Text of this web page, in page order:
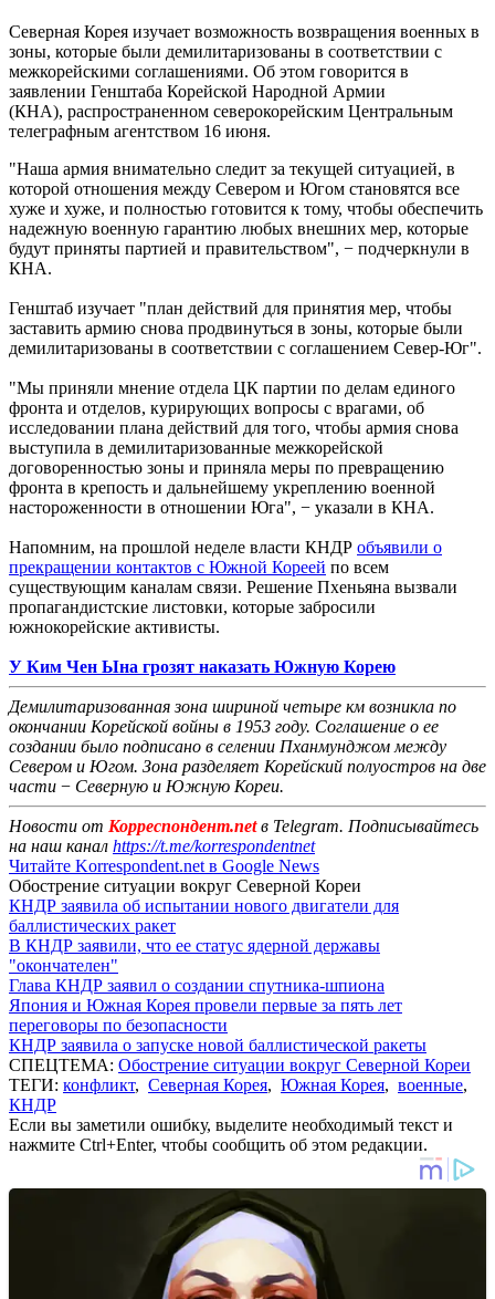
Северная Корея изучает возможность возвращения военных в
зоны, которые были демилитаризованы в соответствии с
межкорейскими соглашениями. Об этом говорится в
заявлении Генштаба Корейской Народной Армии
(КНА), распространенном северокорейским Центральным
телеграфным агентством 16 июня.
"Наша армия внимательно следит за текущей ситуацией, в
которой отношения между Севером и Югом становятся все
хуже и хуже, и полностью готовится к тому, чтобы обеспечить
надежную военную гарантию любых внешних мер, которые
будут приняты партией и правительством", − подчеркнули в
КНА.
Генштаб изучает "план действий для принятия мер, чтобы
заставить армию снова продвинуться в зоны, которые были
демилитаризованы в соответствии с соглашением Север-Юг".
"Мы приняли мнение отдела ЦК партии по делам единого
фронта и отделов, курирующих вопросы с врагами, об
исследовании плана действий для того, чтобы армия снова
выступила в демилитаризованные межкорейской
договоренностью зоны и приняла меры по превращению
фронта в крепость и дальнейшему укреплению военной
настороженности в отношении Юга", − указали в КНА.
Напомним, на прошлой неделе власти КНДР объявили о
прекращении контактов с Южной Кореей по всем
существующим каналам связи. Решение Пхеньяна вызвали
пропагандистские листовки, которые забросили
южнокорейские активисты.
У Ким Чен Ына грозят наказать Южную Корею
Демилитаризованная зона шириной четыре км возникла по
окончании Корейской войны в 1953 году. Соглашение о ее
создании было подписано в селении Пханмунджом между
Севером и Югом. Зона разделяет Корейский полуостров на две
части − Северную и Южную Кореи.
Новости от Корреспондент.netв Telegram. Подписывайтесь
на наш канал https://t.me/korrespondentnet
Читайте Korrespondent.net в Google News
Обострение ситуации вокруг Северной Кореи
КНДР заявила об испытании нового двигатели для
баллистических ракет
В КНДР заявили, что ее статус ядерной державы
"окончателен"
Глава КНДР заявил о создании спутника-шпиона
Япония и Южная Корея провели первые за пять лет
переговоры по безопасности
КНДР заявила о запуске новой баллистической ракеты
СПЕЦТЕМА: Обострение ситуации вокруг Северной Кореи
ТЕГИ: конфликт, Северная Корея, Южная Корея, военные,
КНДР
Если вы заметили ошибку, выделите необходимый текст и
нажмите Ctrl+Enter, чтобы сообщить об этом редакции.